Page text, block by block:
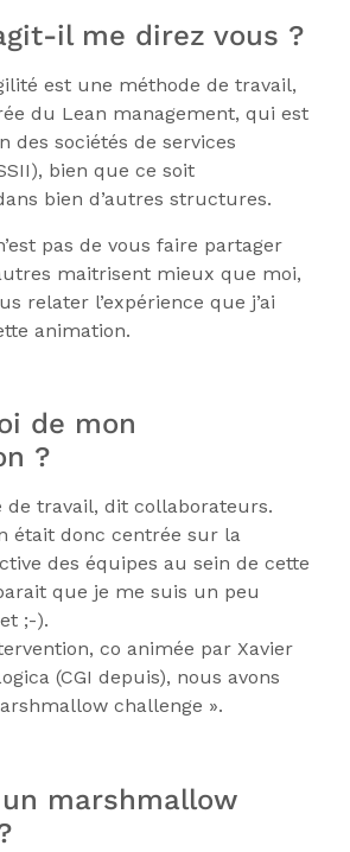
il me direz vous ?
est une méthode de travail,
du Lean management, qui est
des sociétés de services
bien que ce soit
bien d’autres structures.
pas de vous faire partager
maitrisent mieux que moi,
relater l’expérience que j’ai
animation.
de mon
?
de travail, dit collaborateurs.
était donc centrée sur la
des équipes au sein de cette
que je me suis un peu
;-).
co animée par Xavier
(CGI depuis), nous avons
challenge ».
un marshmallow